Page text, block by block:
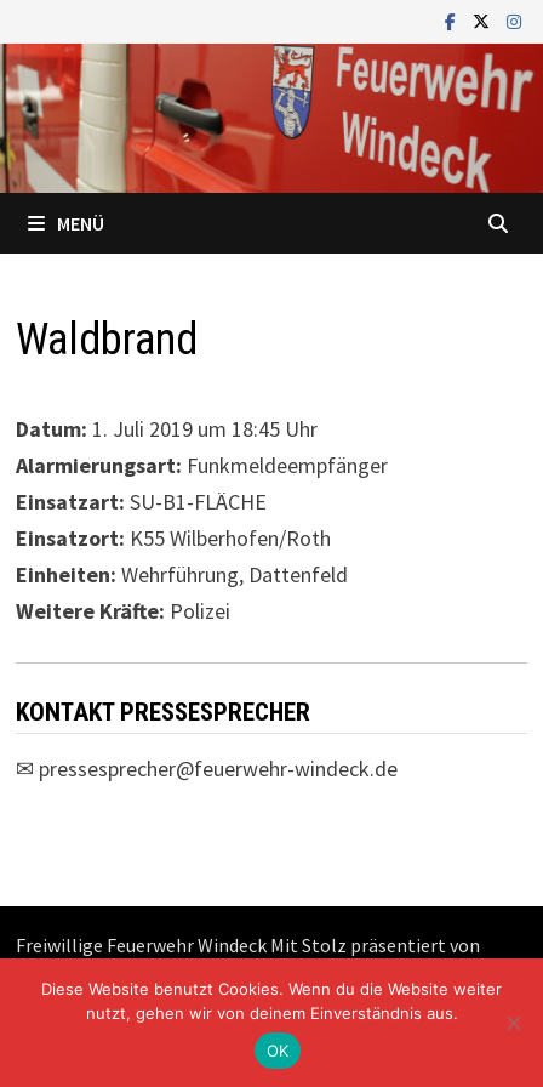
Inhalt
springen
MENÜ
Waldbrand
Datum: 1. Juli 2019 um 18:45 Uhr
Alarmierungsart: Funkmeldeempfänger
Einsatzart: SU-B1-FLÄCHE
Einsatzort: K55 Wilberhofen/Roth
Einheiten: Wehrführung, Dattenfeld
Weitere Kräfte: Polizei
KONTAKT PRESSESPRECHER
✉ pressesprecher@feuerwehr-windeck.de
Freiwillige Feuerwehr Windeck Mit Stolz präsentiert von
Diese Website benutzt Cookies. Wenn du die Website weiter
nutzt, gehen wir von deinem Einverständnis aus.
OK